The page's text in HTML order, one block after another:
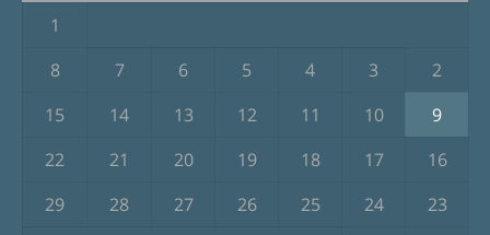
1
2
3
4
5
6
7
8
9
10
11
12
13
14
15
16
17
18
19
20
21
22
23
24
25
26
27
28
29